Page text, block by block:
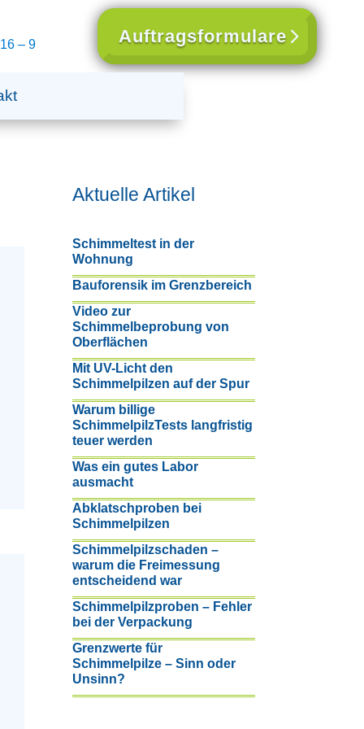
– 9 Auftragsformulare
Aktuelle Artikel
Schimmeltest in der
Wohnung
Bauforensik im Grenzbereich
Video zur
Schimmelbeprobung von
Oberflächen
Mit UV-Licht den
Schimmelpilzen auf der Spur
Warum billige
SchimmelpilzTests langfristig
teuer werden
Was ein gutes Labor
ausmacht
Abklatschproben bei
Schimmelpilzen
Schimmelpilzschaden –
warum die Freimessung
entscheidend war
Schimmelpilzproben – Fehler
bei der Verpackung
Grenzwerte für
Schimmelpilze – Sinn oder
Unsinn?